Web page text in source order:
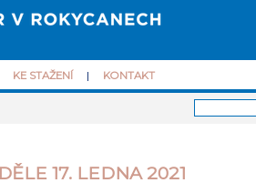
KE STAŽENÍ KONTAKT
17. LEDNA 2021